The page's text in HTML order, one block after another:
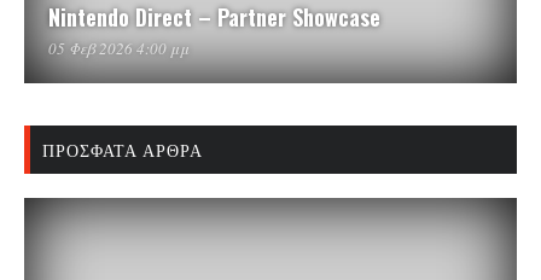
Nintendo Direct – Partner Showcase
05 Φεβ 2026 4:00 μμ
ΠΡΌΣΦΑΤΑ ΆΡΘΡΑ